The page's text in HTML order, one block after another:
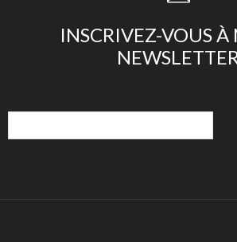
INSCRIVEZ-VOUS À